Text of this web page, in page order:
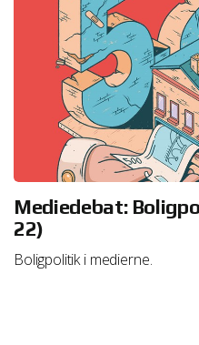
Mediedebat:
22)
Boligpolitik i medierne.